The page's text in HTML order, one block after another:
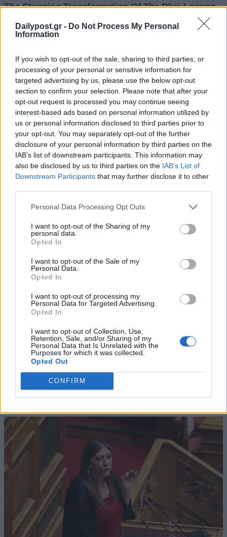
Dailypost.gr - Do Not Process My Personal
Information
If you wish to opt-out of the sale, sharing to third parties, or
processing of your personal or sensitive information for
targeted advertising by us, please use the below opt-out
section to confirm your selection. Please note that after your
opt-out request is processed you may continue seeing
interest-based ads based on personal information utilized by
us or personal information disclosed to third parties prior to
your opt-out. You may separately opt-out of the further
disclosure of your personal information by third parties on the
IAB’s list of downstream participants. This information may
also be disclosed by us to third parties on the IAB’s List of
Downstream Participants that may further disclose it to other
Personal Data Processing Opt Outs
I want to opt-out of the Sharing of my
personal data.
Opted In
I want to opt-out of the Sale of my
Personal Data.
Opted In
I want to opt-out of processing my
Personal Data for Targeted Advertising.
Opted In
I want to opt-out of Collection, Use,
Retention, Sale, and/or Sharing of my
Personal Data that Is Unrelated with the
Purposes for which it was collected.
Opted Out
CONFIRM